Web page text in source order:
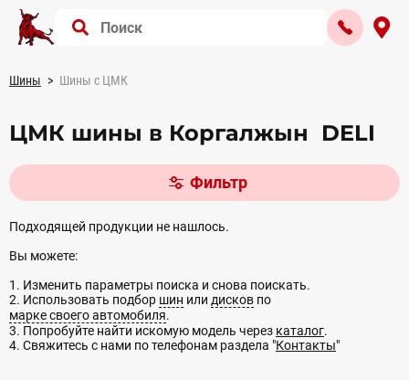
Шины Шины с ЦМК
ЦМК шины в Коргалжын DELI
Фильтр
Подходящей продукции не нашлось.
Вы можете:
1. Изменить параметры поиска и снова поискать.
2. Использовать подбор шин или дисков по
марке своего автомобиля.
3. Попробуйте найти искомую модель через каталог.
4. Свяжитесь с нами по телефонам раздела "Контакты"